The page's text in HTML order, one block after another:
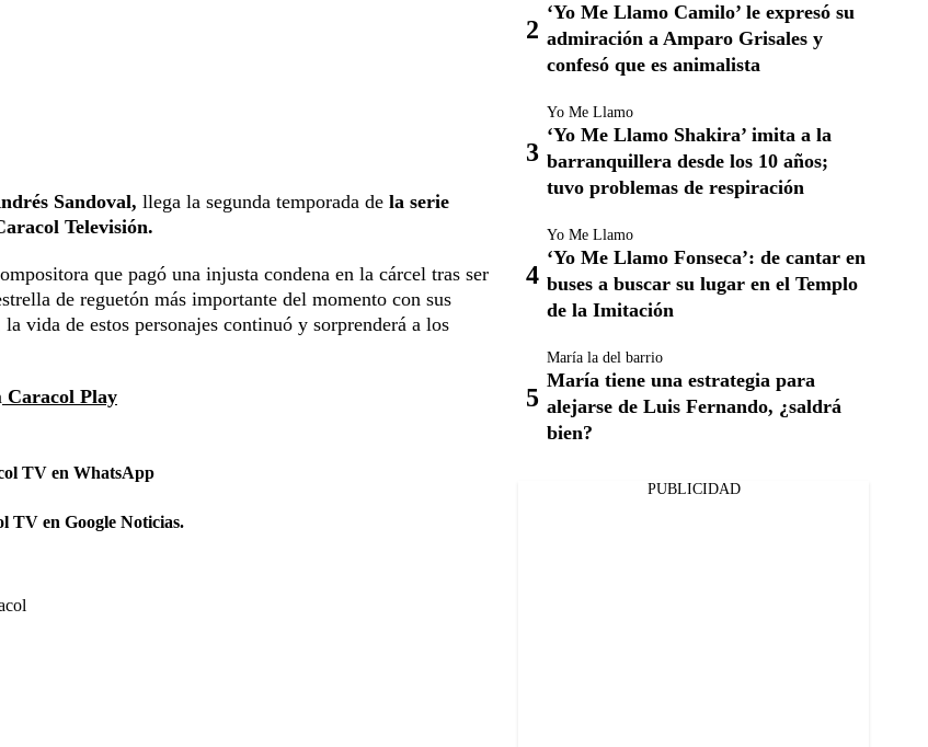
Sandoval, llega la segunda temporada de la serie
Televisión.
que pagó una injusta condena en la cárcel tras ser
de reguetón más importante del momento con sus
vida de estos personajes continuó y sorprenderá a los
Caracol Play
TV en WhatsApp
TV en Google Noticias.
‘Yo Me Llamo Camilo’ le expresó su
admiración a Amparo Grisales y
confesó que es animalista
Yo Me Llamo
‘Yo Me Llamo Shakira’ imita a la
barranquillera desde los 10 años;
tuvo problemas de respiración
Yo Me Llamo
‘Yo Me Llamo Fonseca’: de cantar en
buses a buscar su lugar en el Templo
de la Imitación
María la del barrio
María tiene una estrategia para
alejarse de Luis Fernando, ¿saldrá
bien?
PUBLICIDAD